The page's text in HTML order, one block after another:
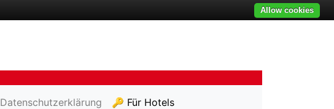
Datenschutzerklärung 🔑 Für Hotels
Allow cookies